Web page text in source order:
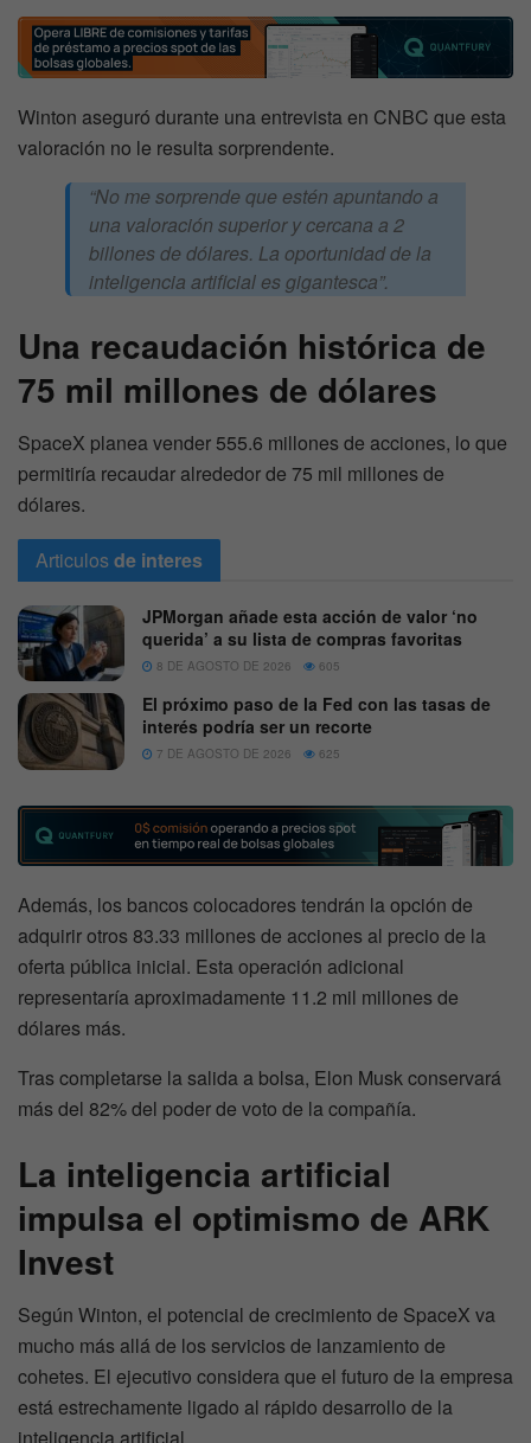
Winton aseguró durante una entrevista en CNBC que esta
valoración no le resulta sorprendente.
“No me sorprende que estén apuntando a
una valoración superior y cercana a 2
billones de dólares. La oportunidad de la
inteligencia artificial es gigantesca”.
Una recaudación histórica de
75 mil millones de dólares
SpaceX planea vender 555.6 millones de acciones, lo que
permitiría recaudar alrededor de 75 mil millones de
dólares.
Articulosde interes
JPMorgan añade esta acción de valor ‘no
querida’ a su lista de compras favoritas
8 DE AGOSTO DE 2026 605
El próximo paso de la Fed con las tasas de
interés podría ser un recorte
7 DE AGOSTO DE 2026 625
Además, los bancos colocadores tendrán la opción de
adquirir otros 83.33 millones de acciones al precio de la
oferta pública inicial. Esta operación adicional
representaría aproximadamente 11.2 mil millones de
dólares más.
Tras completarse la salida a bolsa, Elon Musk conservará
más del 82% del poder de voto de la compañía.
La inteligencia artificial
impulsa el optimismo de ARK
Invest
Según Winton, el potencial de crecimiento de SpaceX va
mucho más allá de los servicios de lanzamiento de
cohetes. El ejecutivo considera que el futuro de la empresa
está estrechamente ligado al rápido desarrollo de la